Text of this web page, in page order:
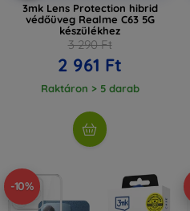
3mk Lens Protection hibrid
védőüveg Realme C63 5G
készülékhez
3 290 Ft
2 961 Ft
Raktáron > 5 darab
-10%